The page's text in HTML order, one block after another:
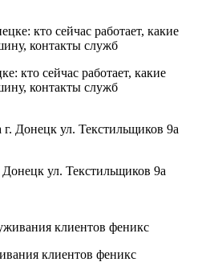
кто сейчас работает, какие
контакты служб
ул. Текстильщиков 9а
клиентов феникс